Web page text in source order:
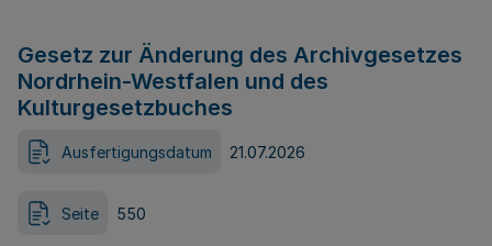
Gesetz zur Änderung des Archivgesetzes
Nordrhein-Westfalen und des
Kulturgesetzbuches
Ausfertigungsdatum 21.07.2026
Seite 550